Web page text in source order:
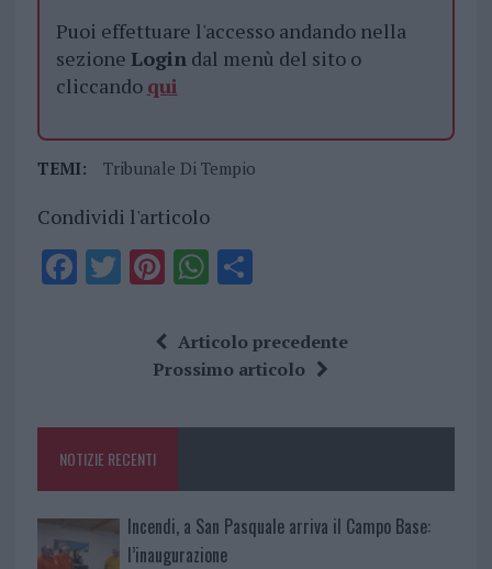
Puoi effettuare l'accesso andando nella
sezione Logindal menù del sito o
cliccando qui
TEMI: Tribunale Di Tempio
Condividi l'articolo
F
o
k
T Pi
te
re
W
at
s
p
S
a
re
Articolo precedente
Prossimo articolo
NOTIZIE RECENTI
Incendi, a San Pasquale arriva il Campo Base:
l’inaugurazione